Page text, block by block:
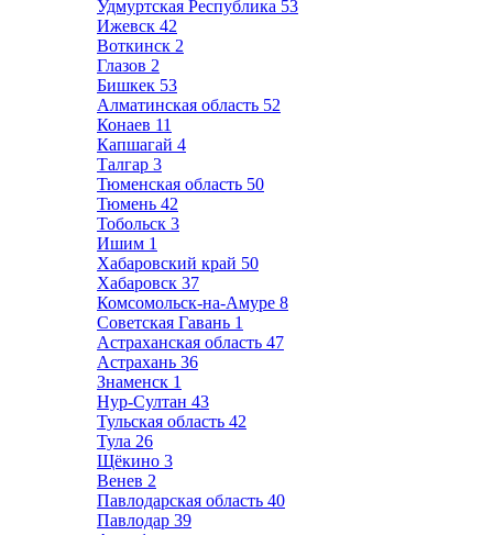
Удмуртская Республика 53
Ижевск 42
Воткинск 2
Глазов 2
Бишкек 53
Алматинская область 52
Конаев 11
Капшагай 4
Талгар 3
Тюменская область 50
Тюмень 42
Тобольск 3
Ишим 1
Хабаровский край 50
Хабаровск 37
Комсомольск-на-Амуре 8
Советская Гавань 1
Астраханская область 47
Астрахань 36
Знаменск 1
Нур-Султан 43
Тульская область 42
Тула 26
Щёкино 3
Венев 2
Павлодарская область 40
Павлодар 39